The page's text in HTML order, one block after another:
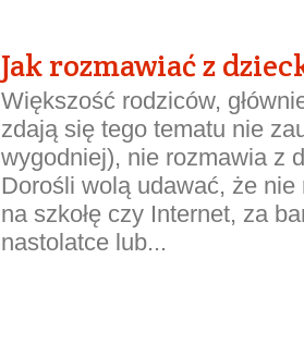
Jak rozmawiać z
Większość rodziców,
zdają się tego tematu nie
wygodniej), nie rozmawia z
Dorośli wolą udawać, że
na szkołę czy Internet, za
nastolatce lub...